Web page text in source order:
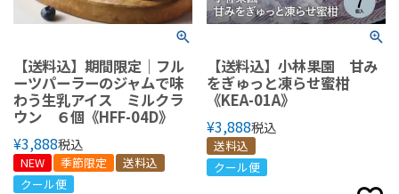
【送料込】期間限定｜フル
ーツパーラーのジャムで味
わう生乳アイス ミルクラ
ウン ６個《HFF-04D》
¥3,888税込
NEW 季節限定
送料込
クール便
【送料込】小林果園 甘み
をぎゅっと凍らせ蜜柑
《KEA-01A》
¥3,888税込
送料込
クール便